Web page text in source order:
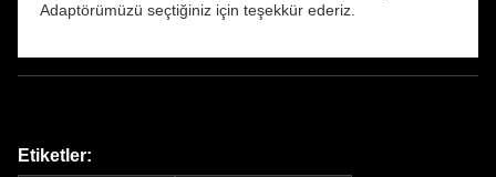
Adaptörümüzü seçtiğiniz için teşekkür ederiz.
Etiketler: